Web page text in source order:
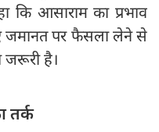
कि आसाराम का प्रभाव
जमानत पर फैसला लेने से
है।
तर्क